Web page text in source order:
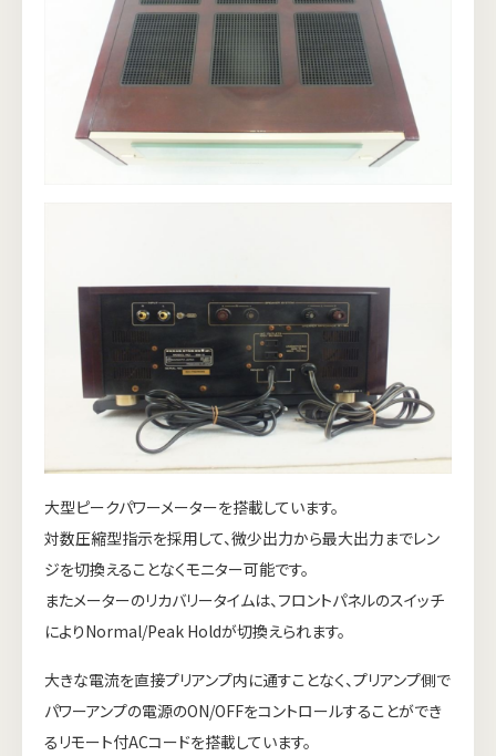
大型ピークパワーメーターを搭載しています。
対数圧縮型指示を採用して、微少出力から最大出力までレン
ジを切換えることなくモニター可能です。
またメーターのリカバリータイムは、フロントパネルのスイッチ
によりNormal/Peak Holdが切換えられます。
大きな電流を直接プリアンプ内に通すことなく、プリアンプ側で
パワーアンプの電源のON/OFFをコントロールすることができ
るリモート付ACコードを搭載しています。